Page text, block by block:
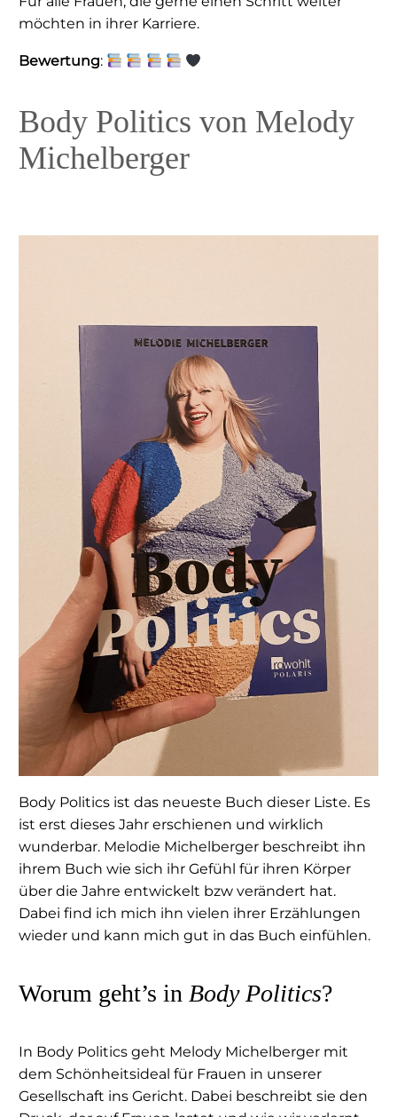
möchten in ihrer Karriere.
Bewertung:
Body Politics von Melody
Michelberger
Body Politics ist das neueste Buch dieser Liste. Es
ist erst dieses Jahr erschienen und wirklich
wunderbar. Melodie Michelberger beschreibt ihn
ihrem Buch wie sich ihr Gefühl für ihren Körper
über die Jahre entwickelt bzw verändert hat.
Dabei find ich mich ihn vielen ihrer Erzählungen
wieder und kann mich gut in das Buch einfühlen.
Worum geht’s in Body Politics?
In Body Politics geht Melody Michelberger mit
dem Schönheitsideal für Frauen in unserer
Gesellschaft ins Gericht. Dabei beschreibt sie den